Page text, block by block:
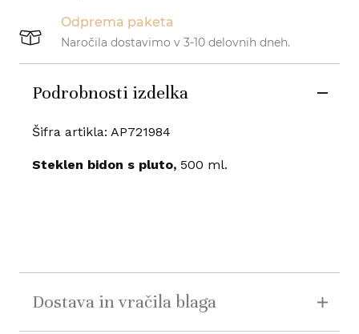
Odprema paketa
Naročila dostavimo v 3-10 delovnih dneh.
Podrobnosti izdelka
Šifra artikla: AP721984
Steklen bidon s pluto,500 ml.
Dostava in vračila blaga